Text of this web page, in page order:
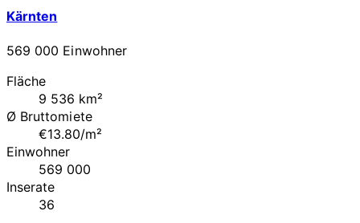
Kärnten
569 000 Einwohner
Fläche
9 536 km²
Ø Bruttomiete
€13.80/m²
Einwohner
569 000
Inserate
36